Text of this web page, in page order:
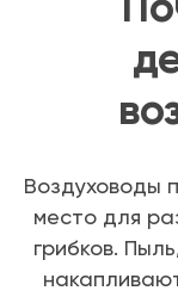
Воздуховоды
место для
грибков.